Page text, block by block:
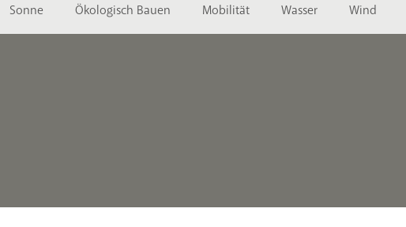
Sonne Ökologisch Bauen Mobilität Wasser Wind